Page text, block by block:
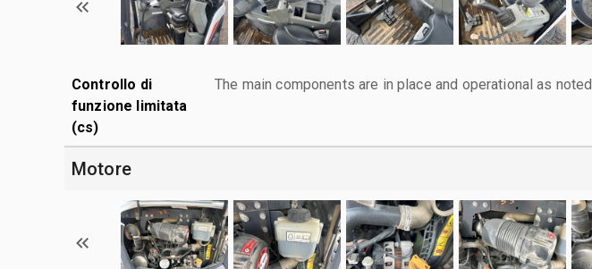
Controllo di
funzione limitata
(cs)
The main components are in place and operational as noted.
Motore